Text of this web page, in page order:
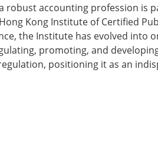
accounting profession is
Kong Institute of Certified
the Institute has evolved into
promoting, and
positioning it as an